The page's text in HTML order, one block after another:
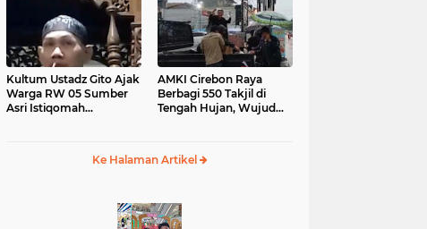
Kultum Ustadz Gito Ajak
Warga RW 05 Sumber
Asri Istiqomah
AMKI Cirebon Raya
Berbagi 550 Takjil di
Tengah Hujan, Wujud
Ke Halaman Artikel